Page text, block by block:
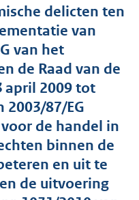
g
r
o
t
t
e
:
4
3
K
b
delicten ten
van
van het
de Raad van de
april 2009 tot
87/EG
de handel in
binnen de
en uit te
de uitvoering